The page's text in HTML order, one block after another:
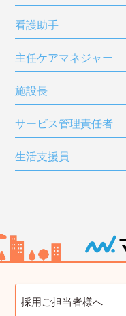
看護助手
主任ケアマネジャー
施設長
サービス管理責任者
生活支援員
採用ご担当者様へ